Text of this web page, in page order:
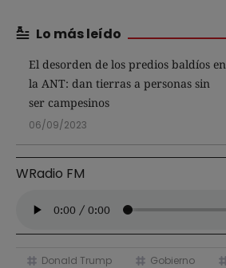
Lo más leído
El desorden de los predios baldíos en
la ANT: dan tierras a personas sin
ser campesinos
06/09/2023
WRadio FM
Donald Trump Gobierno